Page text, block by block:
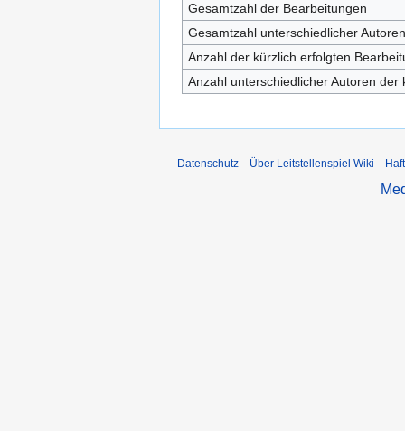
Gesamtzahl der Bearbeitungen
Gesamtzahl unterschiedlicher Autoren
Anzahl der kürzlich erfolgten
Anzahl unterschiedlicher Autoren
Datenschutz Über Leitstellenspiel Wiki